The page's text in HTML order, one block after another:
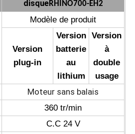
d'inversion
de panneau solaire
pour le stockage d'énergie
disqueRHINO700-EH2
Modèle de produit
Version
plug-in
Version
batterie
au
lithium
Version
à
double
usage
Moteur sans balais
360 tr/min
C.C 24 V